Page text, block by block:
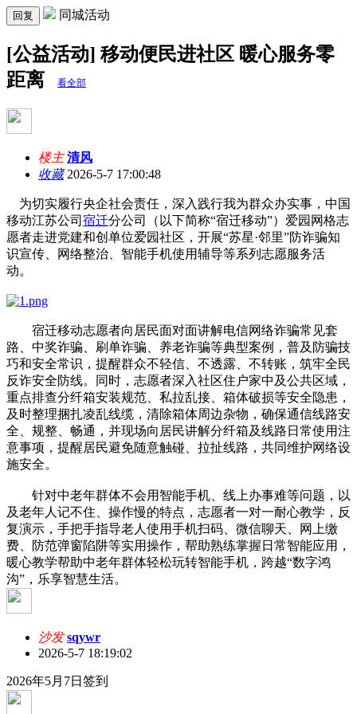
回复 同城活动
[公益活动] 移动便民进社区 暖心服务零
距离
看全部
楼主 清风
收藏2026-5-7 17:00:48
为切实履行央企社会责任，深入践行我为群众办实事，中国
移动江苏公司 宿迁分公司（以下简称“宿迁移动”）爱园网格志
愿者走进党建和创单位爱园社区，开展“苏星·邻里”防诈骗知
识宣传、网络整治、智能手机使用辅导等系列志愿服务活
动。
宿迁移动志愿者向居民面对面讲解电信网络诈骗常见套
路、中奖诈骗、刷单诈骗、养老诈骗等典型案例，普及防骗技
巧和安全常识，提醒群众不轻信、不透露、不转账，筑牢全民
反诈安全防线。同时，志愿者深入社区住户家中及公共区域，
重点排查分纤箱安装规范、私拉乱接、箱体破损等安全隐患，
及时整理捆扎凌乱线缆，清除箱体周边杂物，确保通信线路安
全、规整、畅通，并现场向居民讲解分纤箱及线路日常使用注
意事项，提醒居民避免随意触碰、拉扯线路，共同维护网络设
施安全。
针对中老年群体不会用智能手机、线上办事难等问题，以
及老年人记不住、操作慢的特点，志愿者一对一耐心教学，反
复演示，手把手指导老人使用手机扫码、微信聊天、网上缴
费、防范弹窗陷阱等实用操作，帮助熟练掌握日常智能应用，
暖心教学帮助中老年群体轻松玩转智能手机，跨越“数字鸿
沟”，乐享智慧生活。
沙发 sqywr
2026-5-7 18:19:02
2026年5月7日签到